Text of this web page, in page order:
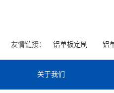
友情链接： 铝单板定制 铝
关于我们